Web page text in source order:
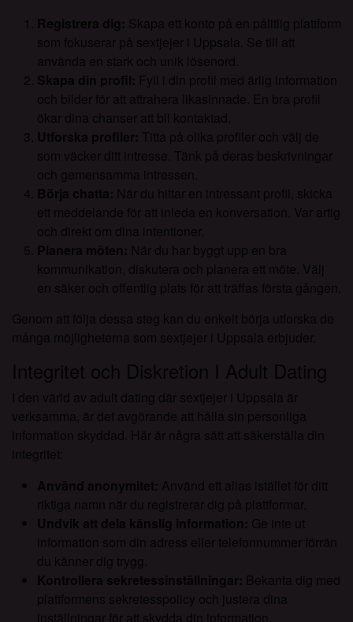
Registrera dig: Skapa ett konto på en pålitlig plattform
som fokuserar på sextjejer i Uppsala. Se till att
använda en stark och unik lösenord.
Skapa din profil: Fyll i din profil med ärlig information
och bilder för att attrahera likasinnade. En bra profil
ökar dina chanser att bli kontaktad.
Utforska profiler: Titta på olika profiler och välj de
som väcker ditt intresse. Tänk på deras beskrivningar
och gemensamma intressen.
Börja chatta: När du hittar en intressant profil, skicka
ett meddelande för att inleda en konversation. Var artig
och direkt om dina intentioner.
Planera möten: När du har byggt upp en bra
kommunikation, diskutera och planera ett möte. Välj
en säker och offentlig plats för att träffas första gången.
Genom att följa dessa steg kan du enkelt börja utforska de
många möjligheterna som sextjejer i Uppsala erbjuder.
Integritet och Diskretion I Adult Dating
I den värld av adult dating där sextjejer i Uppsala är
verksamma, är det avgörande att hålla sin personliga
information skyddad. Här är några sätt att säkerställa din
integritet:
Använd anonymitet: Använd ett alias istället för ditt
riktiga namn när du registrerar dig på plattformar.
Undvik att dela känslig information: Ge inte ut
information som din adress eller telefonnummer förrän
du känner dig trygg.
Kontrollera sekretessinställningar: Bekanta dig med
plattformens sekretesspolicy och justera dina
inställningar för att skydda din information.